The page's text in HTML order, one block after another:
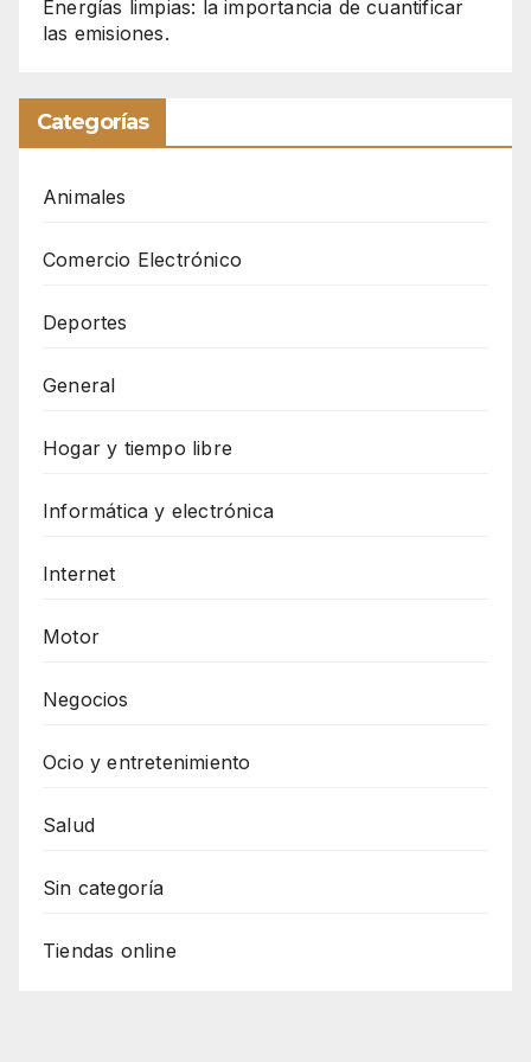
Energías limpias: la importancia de cuantificar
las emisiones.
Categorías
Animales
Comercio Electrónico
Deportes
General
Hogar y tiempo libre
Informática y electrónica
Internet
Motor
Negocios
Ocio y entretenimiento
Salud
Sin categoría
Tiendas online